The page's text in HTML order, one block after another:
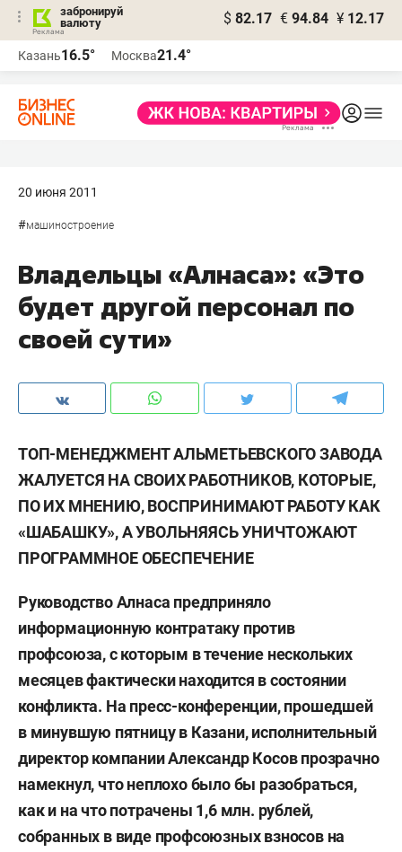
забронируй
валюту
$ 82.17 € 94.84 ¥ 12.17
Казань16.5° Москва21.4°
20 июня 2011
#машиностроение
Владельцы «Алнаса»: «Это
будет другой персонал по
своей сути»
ТОП-МЕНЕДЖМЕНТ АЛЬМЕТЬЕВСКОГО ЗАВОДА
ЖАЛУЕТСЯ НА СВОИХ РАБОТНИКОВ, КОТОРЫЕ,
ПО ИХ МНЕНИЮ, ВОСПРИНИМАЮТ РАБОТУ КАК
«ШАБАШКУ», А УВОЛЬНЯЯСЬ УНИЧТОЖАЮТ
ПРОГРАММНОЕ ОБЕСПЕЧЕНИЕ
Руководство Алнаса предприняло
информационную контратаку против
профсоюза, с которым в течение нескольких
месяцев фактически находится в состоянии
конфликта. На пресс-конференции, прошедшей
в минувшую пятницу в Казани, исполнительный
директор компании Александр Косов прозрачно
намекнул, что неплохо было бы разобраться,
как и на что потрачены 1,6 млн. рублей,
собранных в виде профсоюзных взносов на